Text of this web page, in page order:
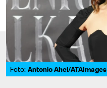
Foto: Antonio Ahel/ATAImages